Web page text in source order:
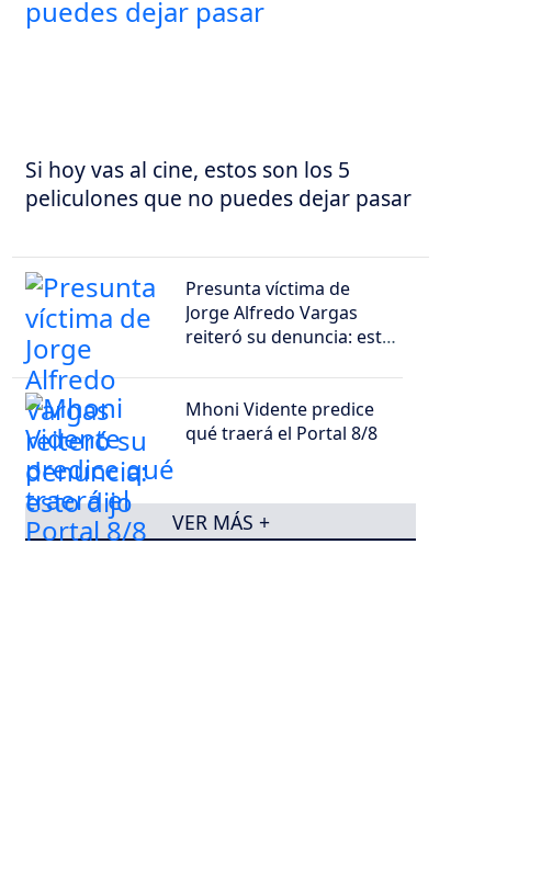
Si hoy vas al cine, estos son los 5
peliculones que no puedes dejar pasar
Presunta víctima de
Jorge Alfredo Vargas
reiteró su denuncia: esto
Mhoni Vidente predice
qué traerá el Portal 8/8
VER MÁS +